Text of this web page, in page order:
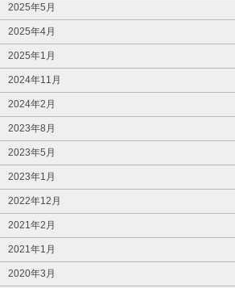
2025年5月
2025年4月
2025年1月
2024年11月
2024年2月
2023年8月
2023年5月
2023年1月
2022年12月
2021年2月
2021年1月
2020年3月